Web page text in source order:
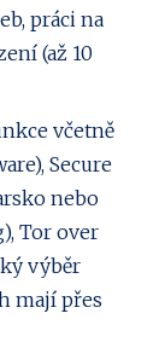
práci na
(až 10
včetně
Secure
nebo
Tor over
výběr
mají přes